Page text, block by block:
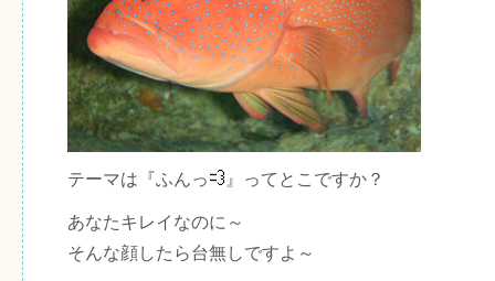
テーマは『ふんっ 』ってとこですか？
あなたキレイなのに～
そんな顔したら台無しですよ～